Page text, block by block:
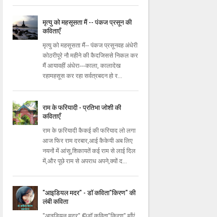
मृत्यु को महसूसता मैं -- पंकज प्रसून की
कविताएँ
मृत्यु को महसूसता मैं-- पंकज प्रसूनवह अंधेरी
कोठरीपूरे नौ महीने की कैदजिससे निकल कर
मैं आयावहीं अंधेरा---काला, कालादेख
रहामहसूस कर रहा सर्वत्रबदन हो र...
राम के फरियादी - प्रतिभा जोशी की
कविताएँ
राम के फ़रियादी कैकई की फरियाद लो लगा
आज फिर राम दरबार,आई कैकेयी अब लिए
नयनों में आंसू,शिकायतें कई राम से लाई दिल
में,और पूछे राम से अपराध अपने,क्यों द...
"आइडियल मदर" - डॉ कविता"किरण" की
लंबी कविता